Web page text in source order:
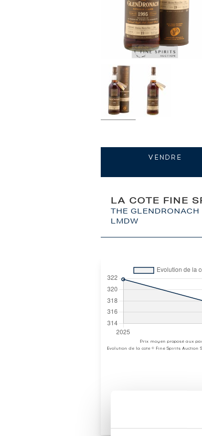
LA COTE FINE
THE
LMDW
Prix moyen proposé aux
Evolution de la cote © Fine Spirits Auction
VENDRE